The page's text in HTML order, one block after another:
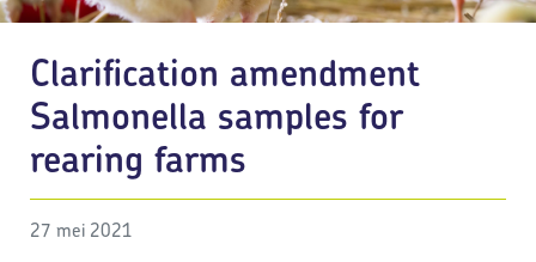
Clarification amendment
Salmonella samples for
rearing farms
27 mei 2021